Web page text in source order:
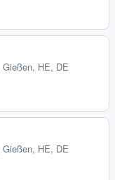
Gießen, HE, DE
Gießen, HE, DE